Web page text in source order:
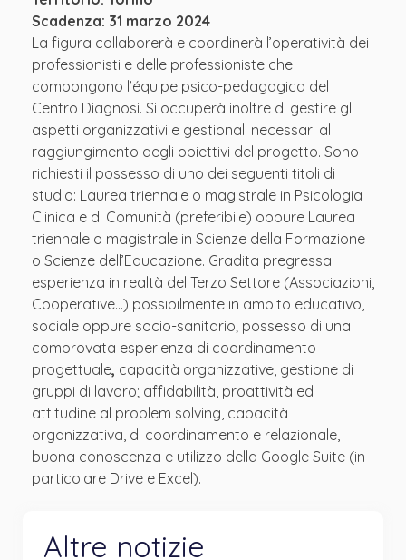
Scadenza: 31 marzo 2024
La figura collaborerà e coordinerà l’operatività dei
professionisti e delle professioniste che
compongono l’équipe psico-pedagogica del
Centro Diagnosi. Si occuperà inoltre di gestire gli
aspetti organizzativi e gestionali necessari al
raggiungimento degli obiettivi del progetto. Sono
richiesti il possesso di uno dei seguenti titoli di
studio: Laurea triennale o magistrale in Psicologia
Clinica e di Comunità (preferibile) oppure Laurea
triennale o magistrale in Scienze della Formazione
o Scienze dell’Educazione. Gradita pregressa
esperienza in realtà del Terzo Settore (Associazioni,
Cooperative…) possibilmente in ambito educativo,
sociale oppure socio-sanitario; possesso di una
comprovata esperienza di coordinamento
progettuale, capacità organizzative, gestione di
gruppi di lavoro; affidabilità, proattività ed
attitudine al problem solving, capacità
organizzativa, di coordinamento e relazionale,
buona conoscenza e utilizzo della Google Suite (in
particolare Drive e Excel).
Altre notizie